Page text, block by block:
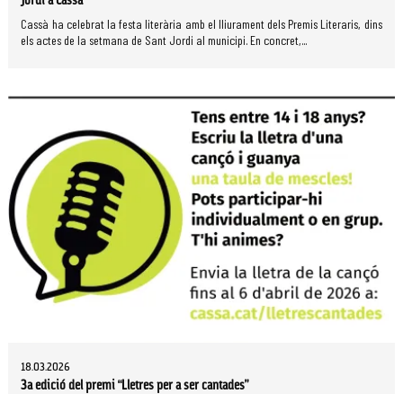
Cassà ha celebrat la festa literària amb el lliurament dels Premis Literaris, dins
els actes de la setmana de Sant Jordi al municipi. En concret,...
18.03.2026
3a edició del premi “Lletres per a ser cantades”